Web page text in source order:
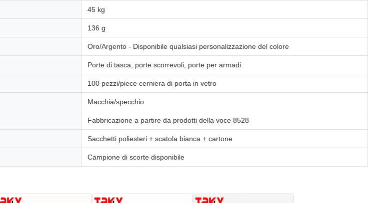
45 kg
136 g
Oro/Argento - Disponibile qualsiasi personalizzazione del colore
Porte di tasca, porte scorrevoli, porte per armadi
100 pezzi/piece cerniera di porta in vetro
Macchia/specchio
Fabbricazione a partire da prodotti della voce 8528
Sacchetti poliesteri + scatola bianca + cartone
Campione di scorte disponibile